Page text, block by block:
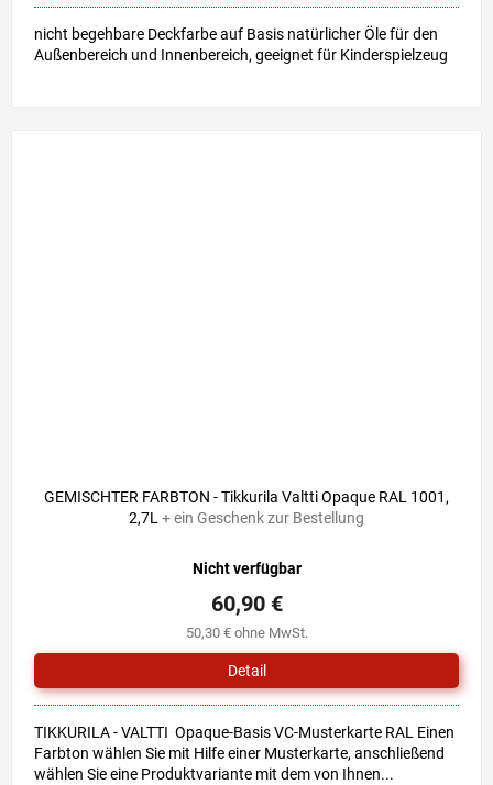
nicht begehbare Deckfarbe auf Basis natürlicher Öle für den
Außenbereich und Innenbereich, geeignet für Kinderspielzeug
GEMISCHTER FARBTON - Tikkurila Valtti Opaque RAL 1001,
2,7L + ein Geschenk zur Bestellung
Nicht verfügbar
50,30 € ohne MwSt.
60,90 €
Detail
TIKKURILA - VALTTI Opaque-Basis VC-Musterkarte RAL Einen
Farbton wählen Sie mit Hilfe einer Musterkarte, anschließend
wählen Sie eine Produktvariante mit dem von Ihnen...